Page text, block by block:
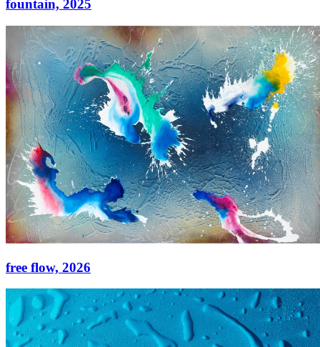
fountain, 2025
fountain, 2025
Acryl auf Leinwand
120 × 120 cm
free flow, 2026
free flow,2026
Acryl auf Leinwand
150 × 220 cm